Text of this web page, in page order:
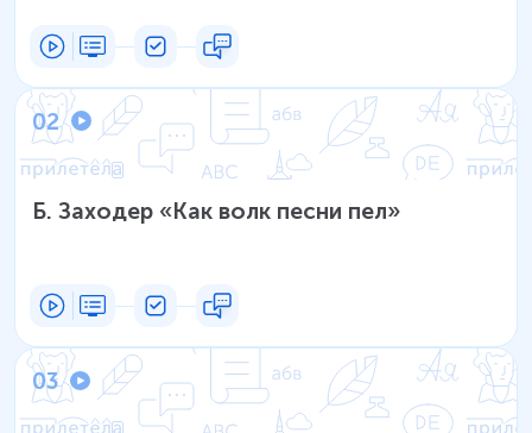
02
Б. Заходер «Как волк песни пел»
03